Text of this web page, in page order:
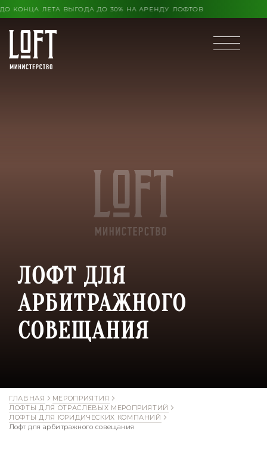
ЛЕТА ВЫГОДА ДО 30% НА АРЕНДУ ЛОФТОВ
ЛОФТ ДЛЯ
АРБИТРАЖНОГО
СОВЕЩАНИЯ
ГЛАВНАЯ
МЕРОПРИЯТИЯ
ЛОФТЫ ДЛЯ ОТРАСЛЕВЫХ МЕРОПРИЯТИЙ
ЛОФТЫ ДЛЯ ЮРИДИЧЕСКИХ КОМПАНИЙ
Лофт для арбитражного совещания